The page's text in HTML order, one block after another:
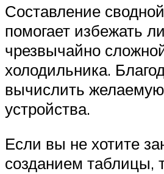
Составление
помогает избежать
чрезвычайно
холодильника.
вычислить
устройства.
Если вы не хотите
созданием таблицы,